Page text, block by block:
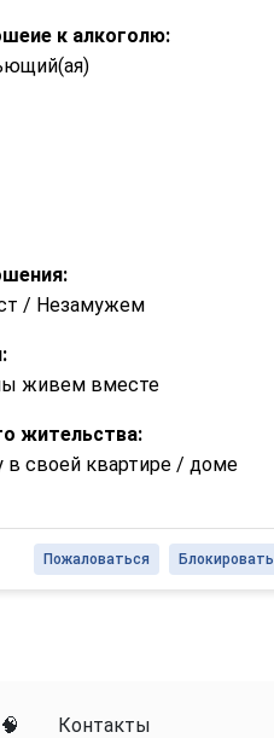
к алкоголю:
/ Незамужем
живем вместе
жительства:
своей квартире / доме
Блокировать
Пожаловаться
Контакты